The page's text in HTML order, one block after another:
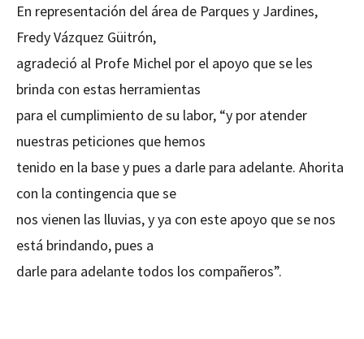
En representación del área de Parques y Jardines,
Fredy Vázquez Güitrón,
agradeció al Profe Michel por el apoyo que se les
brinda con estas herramientas
para el cumplimiento de su labor, “y por atender
nuestras peticiones que hemos
tenido en la base y pues a darle para adelante. Ahorita
con la contingencia que se
nos vienen las lluvias, y ya con este apoyo que se nos
está brindando, pues a
darle para adelante todos los compañeros”.